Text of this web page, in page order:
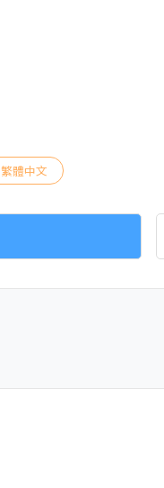
繁體中文